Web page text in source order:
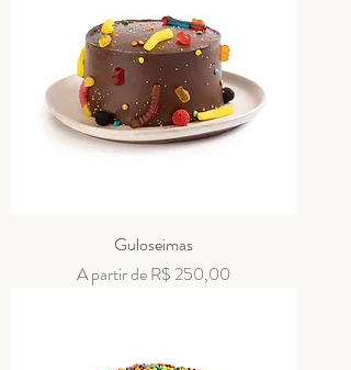
Guloseimas
A partir deR$ 250,00
Preço promocional